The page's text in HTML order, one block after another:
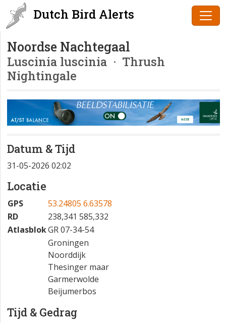
Dutch Bird Alerts
Noordse Nachtegaal
Luscinia luscinia · Thrush
Nightingale
Datum & Tijd
31-05-2026 02:02
Locatie
GPS
53.24805 6.63578
RD
238,341 585,332
AtlasblokGR 07-34-54
Groningen
Noorddijk
Thesinger maar
Garmerwolde
Beijumerbos
Tijd & Gedrag